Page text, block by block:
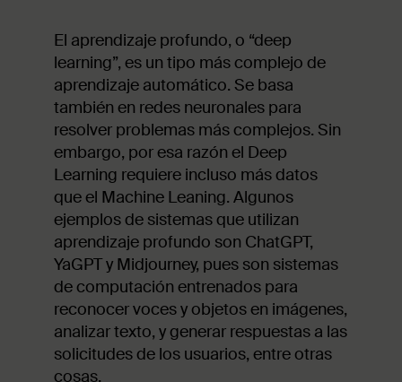
El aprendizaje profundo, o “deep
learning”, es un tipo más complejo de
aprendizaje automático. Se basa
también en redes neuronales para
resolver problemas más complejos. Sin
embargo, por esa razón el Deep
Learning requiere incluso más datos
que el Machine Leaning. Algunos
ejemplos de sistemas que utilizan
aprendizaje profundo son ChatGPT,
YaGPT y Midjourney, pues son sistemas
de computación entrenados para
reconocer voces y objetos en imágenes,
analizar texto, y generar respuestas a las
solicitudes de los usuarios, entre otras
cosas.